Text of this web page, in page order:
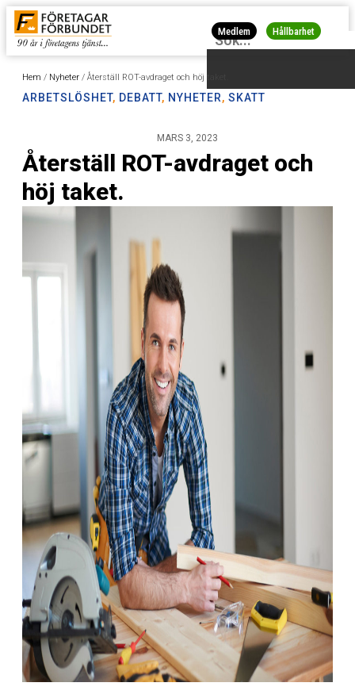
Medlem Hållbarhet
Hem / Nyheter / Återställ ROT-avdraget och höj taket.
ARBETSLÖSHET, DEBATT, NYHETER, SKATT
MARS 3, 2023
Återställ ROT-avdraget och
höj taket.